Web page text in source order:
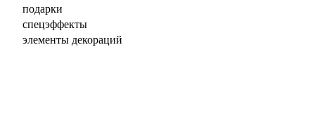
подарки
спецэффекты
элементы декораций